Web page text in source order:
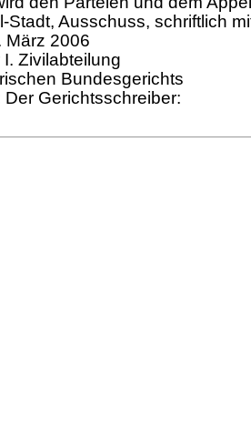
Stadt, Ausschuss, schriftlich
März 2006
Zivilabteilung
Bundesgerichts
Der Gerichtsschreiber: